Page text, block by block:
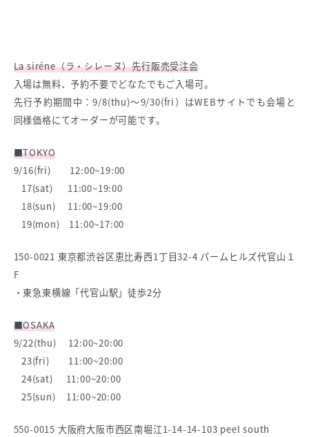
La siréne（ラ・シレーヌ）先行販売受注会
入場は無料、予約不要でどなたでもご入場可。
先行予約期間中：9/8(thu)〜9/30(fri）はWEBサイトでも会場と
同様価格にてオーダーが可能です。
■TOKYO
9/16(fri) 12:00~19:00
17(sat) 11:00~19:00
18(sun) 11:00~19:00
19(mon) 11:00~17:00
150-0021 東京都渋谷区恵比寿西1丁目32-4 パームヒルズ代官山１
F
・東急東横線「代官山駅」徒歩2分
■OSAKA
9/22(thu) 12:00~20:00
23(fri) 11:00~20:00
24(sat) 11:00~20:00
25(sun) 11:00~20:00
550-0015 大阪府大阪市西区南堀江1-14-14-103 peel south